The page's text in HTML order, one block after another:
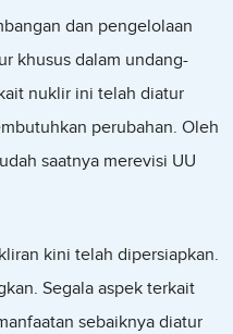
dan pengelolaan
khusus dalam undang-
nuklir ini telah diatur
perubahan. Oleh
saatnya merevisi UU
kini telah dipersiapkan.
Segala aspek terkait
sebaiknya diatur